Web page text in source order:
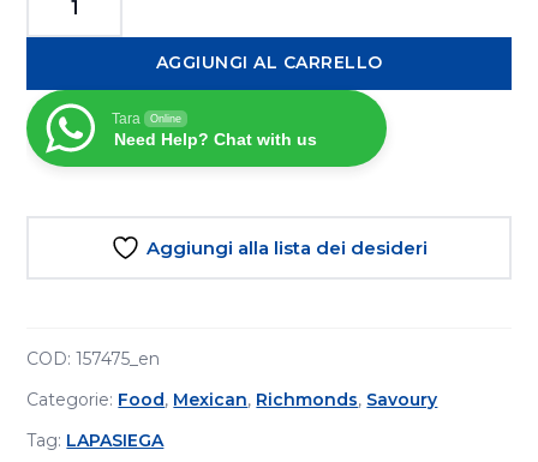
piccanti
Pasilla
250g
AGGIUNGI AL CARRELLO
Tara Online
Need Help? Chat with us
Aggiungi alla lista dei desideri
COD:157475_en
Categorie: Food, Mexican, Richmonds, Savoury
Tag: LAPASIEGA